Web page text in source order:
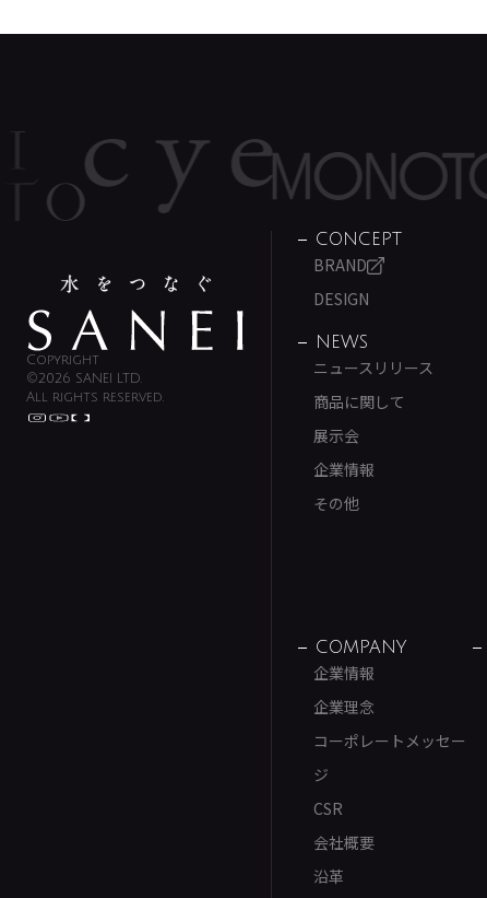
Copyright
©2026 SANEI LTD.
All rights reserved.
CONCEPT
BRAND
DESIGN
NEWS
ニュースリリース
商品に関して
展示会
企業情報
その他
COMPANY
企業情報
企業理念
コーポレートメッセー
ジ
CSR
会社概要
沿革